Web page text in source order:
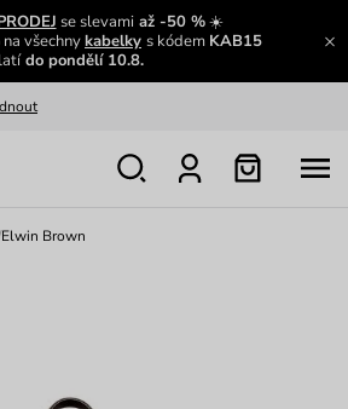
se slevamiaž -50 %☀️
na všechnykabelky s kódem KAB15
do pondělí 10.8.
Elwin Brown